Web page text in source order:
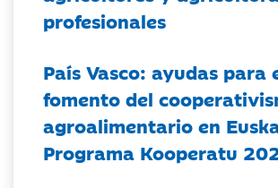
profesionales
País Vasco: ayudas para
fomento del
agroalimentario en
Programa Kooperatu